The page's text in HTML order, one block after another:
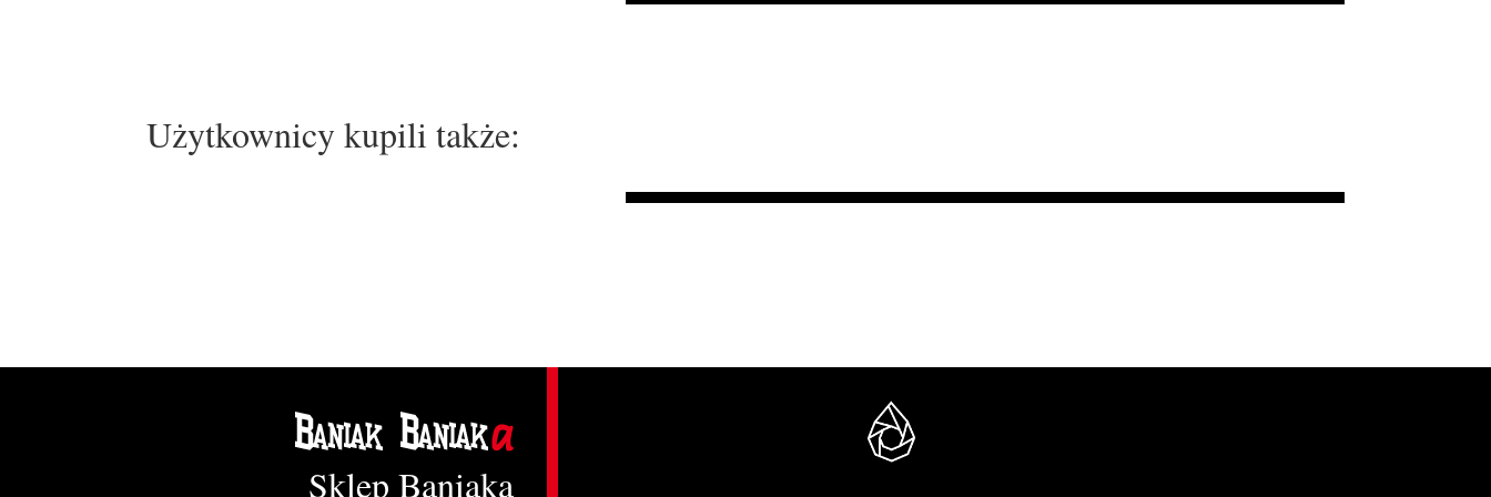
Użytkownicy kupili także:
Sklep Baniaka